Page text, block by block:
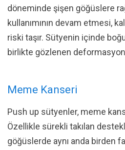
döneminde şişen göğüslere
kullanımının devam etmesi,
riski taşır. Sütyenin içinde
birlikte gözlenen
Meme Kanseri
Push up sütyenler, meme
Özellikle sürekli takılan
göğüslerde aynı anda birden